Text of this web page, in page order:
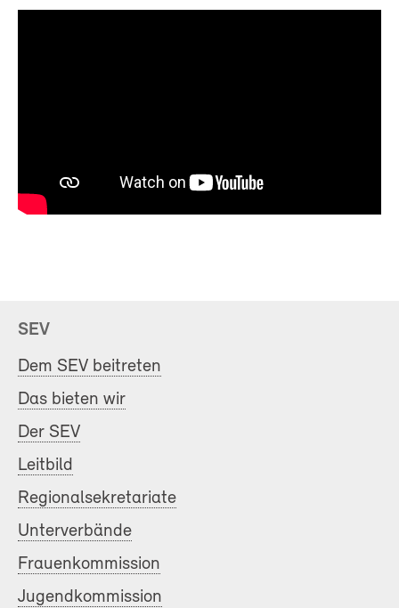
SEV
Dem SEV beitreten
Das bieten wir
Der SEV
Leitbild
Regionalsekretariate
Unterverbände
Frauenkommission
Jugendkommission